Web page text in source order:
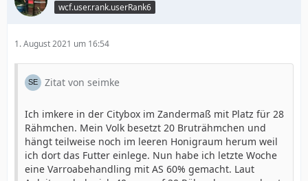
wcf.user.rank.userRank6
1. August 2021 um 16:54
Zitat von seimke
Ich imkere in der Citybox im Zandermaß mit Platz für 28
Rähmchen. Mein Volk besetzt 20 Bruträhmchen und
hängt teilweise noch im leeren Honigraum herum weil
ich dort das Futter einlege. Nun habe ich letzte Woche
eine Varroabehandling mit AS 60% gemacht. Laut